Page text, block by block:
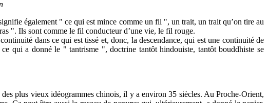
également " ce qui est mince comme un fil ", un trait, un trait qu’on tire au
". Ils sont comme le fil conducteur d’une vie, le fil rouge.
dans ce qui est tissé et, donc, la descendance, qui est une continuité de
qui a donné le " tantrisme ", doctrine tantôt hindouiste, tantôt bouddhiste se
plus vieux idéogrammes chinois, il y a environ 35 siècles. Au Proche-Orient,